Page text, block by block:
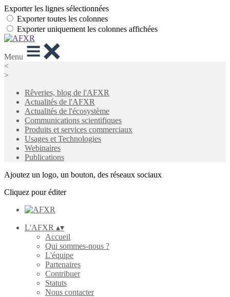
Exporter les lignes sélectionnées
Exporter toutes les colonnes
Exporter uniquement les colonnes affichées
Menu
<
>
Rêveries, blog de l'AFXR
Actualités de l'AFXR
Actualités de l'écosystème
Communications scientifiques
Produits et services commerciaux
Usages et Technologies
Webinaires
Publications
Ajoutez un logo, un bouton, des réseaux sociaux
Cliquez pour éditer
L'AFXR ▴▾
Accueil
Qui sommes-nous ?
L'équipe
Partenaires
Contribuer
Statuts
Nous contacter